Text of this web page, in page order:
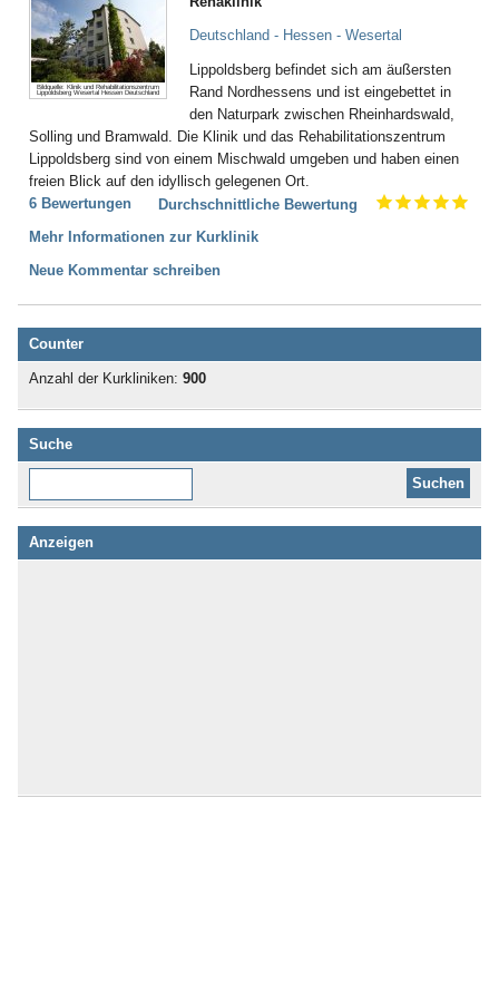
Bildquelle: Klinik und Rehabilitationszentrum
Lippoldsberg Wesertal Hessen Deutschland
Deutschland - Hessen - Wesertal
Lippoldsberg befindet sich am äußersten
Rand Nordhessens und ist eingebettet in
den Naturpark zwischen Rheinhardswald,
Solling und Bramwald. Die Klinik und das Rehabilitationszentrum
Lippoldsberg sind von einem Mischwald umgeben und haben einen
freien Blick auf den idyllisch gelegenen Ort.
6 Bewertungen
Durchschnittliche Bewertung
Mehr Informationen zur Kurklinik
Neue Kommentar schreiben
Counter
Anzahl der Kurkliniken: 900
Suche
Anzeigen